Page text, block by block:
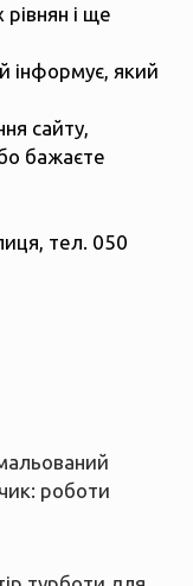
і ще
інформує, який
сайту,
бажаєте
тел. 050
роботи